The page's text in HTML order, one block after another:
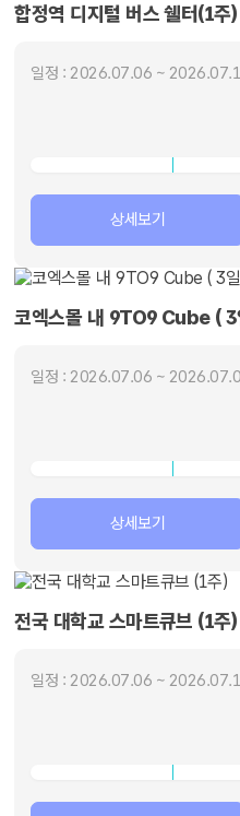
합정역 디지털 버스 쉘터(1주)
일정 : 2026.07.06 ~
상세보기
코엑스몰 내 9TO9 Cube ( 3
일정 : 2026.07.06 ~
상세보기
전국 대학교 스마트큐브 (1주)
일정 : 2026.07.06 ~